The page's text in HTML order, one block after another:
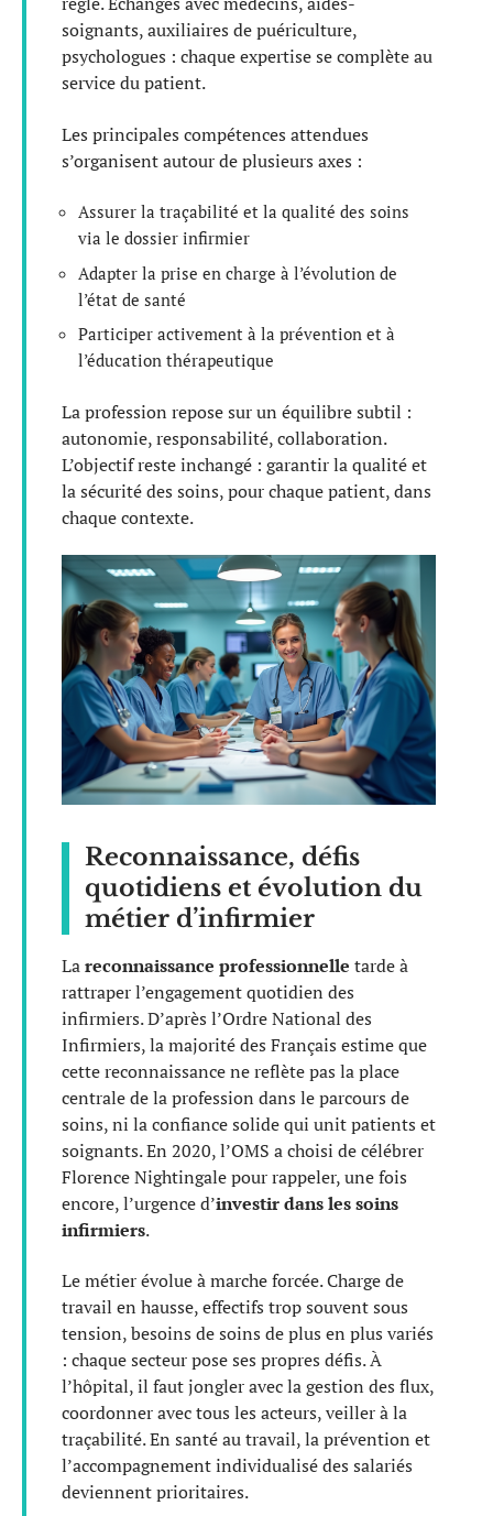
soignants, auxiliaires de puériculture,
psychologues : chaque expertise se complète au
service du patient.
Les principales compétences attendues
s’organisent autour de plusieurs axes :
Assurer la traçabilité et la qualité des soins
via le dossier infirmier
Adapter la prise en charge à l’évolution de
l’état de santé
Participer activement à la prévention et à
l’éducation thérapeutique
La profession repose sur un équilibre subtil :
autonomie, responsabilité, collaboration.
L’objectif reste inchangé : garantir la qualité et
la sécurité des soins, pour chaque patient, dans
chaque contexte.
Reconnaissance, défis
quotidiens et évolution du
métier d’infirmier
Lareconnaissance professionnelle tarde à
rattraper l’engagement quotidien des
infirmiers. D’après l’Ordre National des
Infirmiers, la majorité des Français estime que
cette reconnaissance ne reflète pas la place
centrale de la profession dans le parcours de
soins, ni la confiance solide qui unit patients et
soignants. En 2020, l’OMS a choisi de célébrer
Florence Nightingale pour rappeler, une fois
encore, l’urgence d’investir dans les soins
infirmiers.
Le métier évolue à marche forcée. Charge de
travail en hausse, effectifs trop souvent sous
tension, besoins de soins de plus en plus variés
: chaque secteur pose ses propres défis. À
l’hôpital, il faut jongler avec la gestion des flux,
coordonner avec tous les acteurs, veiller à la
traçabilité. En santé au travail, la prévention et
l’accompagnement individualisé des salariés
deviennent prioritaires.